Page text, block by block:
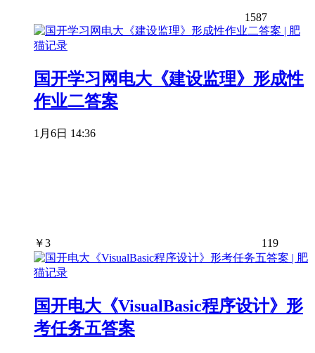
1587
国开学习网电大《建设监理》形成性
作业二答案
1月6日 14:36
￥3 119
国开电大《VisualBasic程序设计》形
考任务五答案